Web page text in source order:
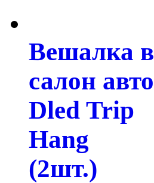
Вешалка в
салон авто
Dled Trip
Hang
(2шт.)